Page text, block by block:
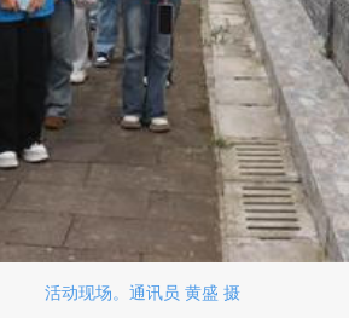
活动现场。通讯员 黄盛 摄